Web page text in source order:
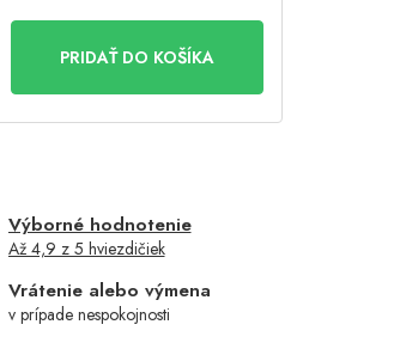
PRIDAŤ DO KOŠÍKA
Výborné hodnotenie
Až 4,9 z 5 hviezdičiek
Vrátenie alebo výmena
v prípade nespokojnosti